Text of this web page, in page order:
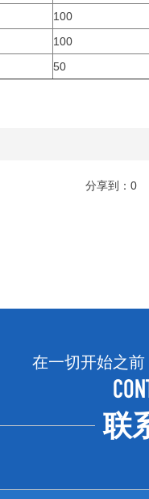
100
100
50
分享到： 0
在一切开始之
联